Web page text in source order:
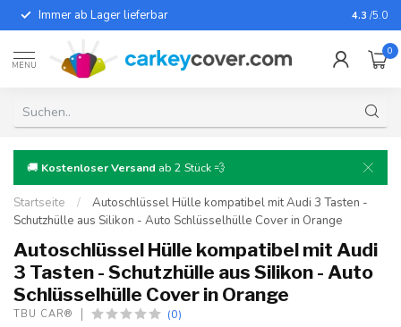
Immer ab Lager lieferbar Für fast
4.3 /5.0
MENU
0
🚚 Kostenloser Versand ab 2 Stück 💨
Startseite /
Autoschlüssel Hülle kompatibel mit Audi 3 Tasten -
Schutzhülle aus Silikon - Auto Schlüsselhülle Cover in Orange
Autoschlüssel Hülle kompatibel mit Audi
3 Tasten - Schutzhülle aus Silikon - Auto
Schlüsselhülle Cover in Orange
TBU CAR® (0)